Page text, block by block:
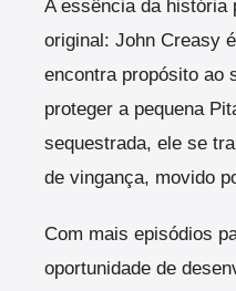
A essência da história
original: John Creasy
encontra propósito ao
proteger a pequena
sequestrada, ele se
de vingança, movido
Com mais episódios
oportunidade de